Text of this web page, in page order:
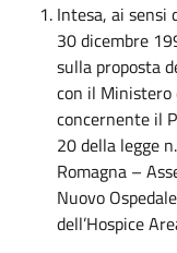
Intesa, ai sensi
30 dicembre
sulla proposta
con il Ministero
concernente il
20 della legge
Romagna –
Nuovo
dell’Hospice